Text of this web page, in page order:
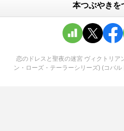
本つぶやきを
恋のドレスと聖夜の迷宮 ヴィクトリア
ン・ローズ・テーラーシリーズ) (コバル